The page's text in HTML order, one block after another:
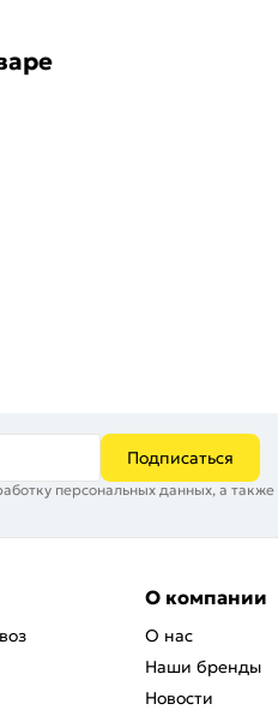
Подписаться
персональных данных, а
О компании
О нас
Наши бренды
Новости